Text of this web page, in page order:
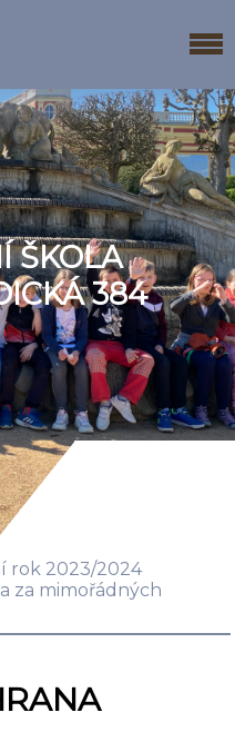
ŠKOLA
384
rok 2023/2024
za mimořádných